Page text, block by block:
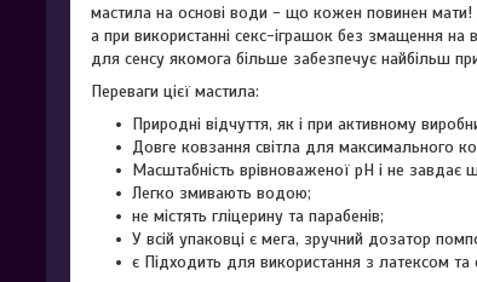
мастила на основі води - що кожен повинен
а при використанні секс-іграшок без змащення
для сенсу якомога більше забезпечує найбільш
Переваги цієї мастила:
Природні відчуття, як і при активному
Довге ковзання світла для максимального
Масштабність врівноваженої рН і не
Легко змивають водою;
не містять гліцерину та парабенів;
У всій упаковці є мега, зручний дозатор
є Підходить для використання з латексом